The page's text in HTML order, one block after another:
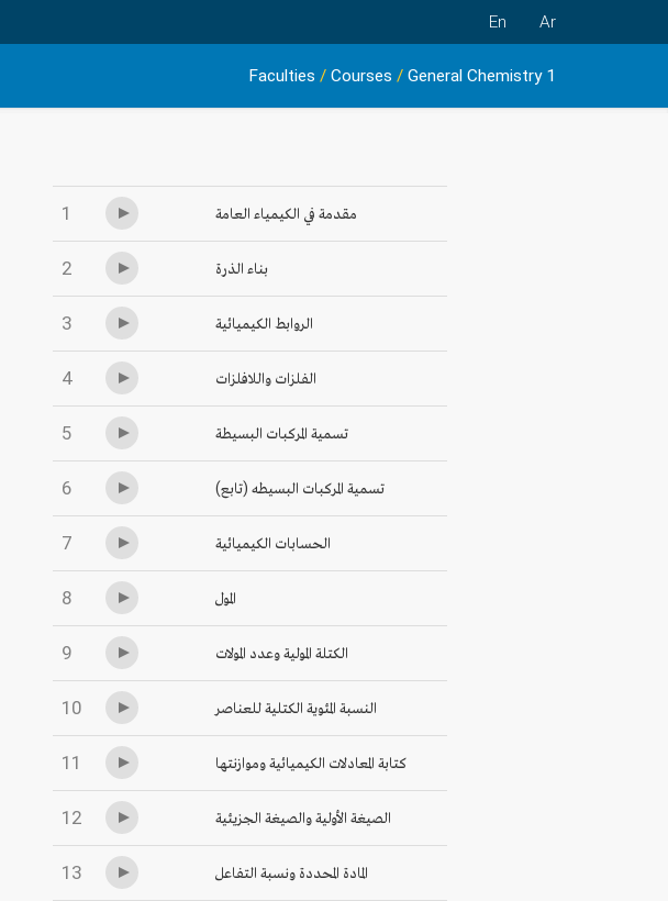
En Ar
Faculties / Courses / General Chemistry 1
1 مقدمة في الكيمياء العامة
2 بناء الذرة
3 الروابط الكيميائية
4 الفلزات واللافلزات
5 تسمية المركبات البسيطة
6 تسمية المركبات البسيطه (تابع)
7 الحسابات الكيميائية
8 المول
9 الكتلة المولية وعدد المولات
10 النسبة المئوية الكتلية للعناصر
11 كتابة المعادلات الكيميائية وموازنتها
12 الصيغة الأولية والصيغة الجزيئية
13 المادة المحددة ونسبة التفاعل